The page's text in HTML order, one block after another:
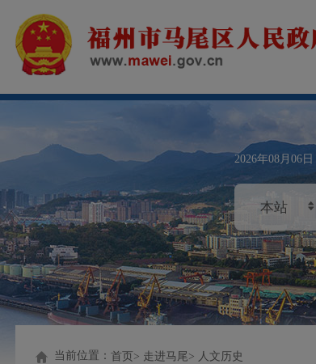
2026年08月06日
当前位置：首页 走进马尾 人文历史